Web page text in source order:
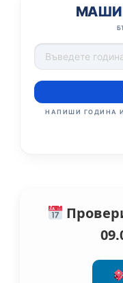
НАПИШИ ГОДИНА